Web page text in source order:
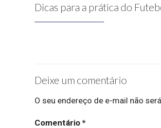
Dicas para a prática do
Deixe um comentário
O seu endereço de e-mail não
Comentário*